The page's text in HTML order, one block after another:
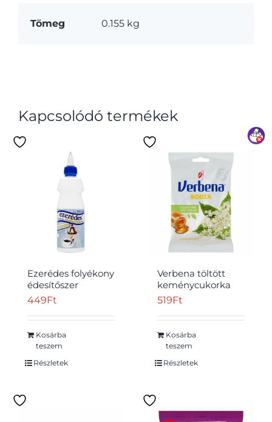
Tömeg 0.155 kg
Kapcsolódó termékek
Ezerédes folyékony
édesítőszer
fruktózzal 210 ml
449Ft
Kosárba
teszem
Részletek
Verbena töltött
keménycukorka
édesítőszerekkel,
kivonattal és C
vitaminnal 60 g
519Ft
Kosárba
teszem
Részletek